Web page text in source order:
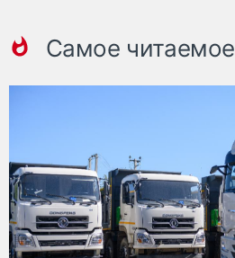
Самое читаемое